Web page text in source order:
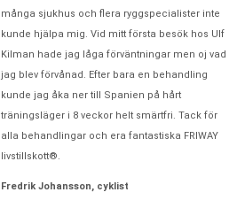
många sjukhus och flera ryggspecialister inte
kunde hjälpa mig. Vid mitt första besök hos Ulf
Kilman hade jag låga förväntningar men oj vad
jag blev förvånad. Efter bara en behandling
kunde jag åka ner till Spanien på hårt
träningsläger i 8 veckor helt smärtfri. Tack för
alla behandlingar och era fantastiska FRIWAY
livstillskott®.
Fredrik Johansson, cyklist